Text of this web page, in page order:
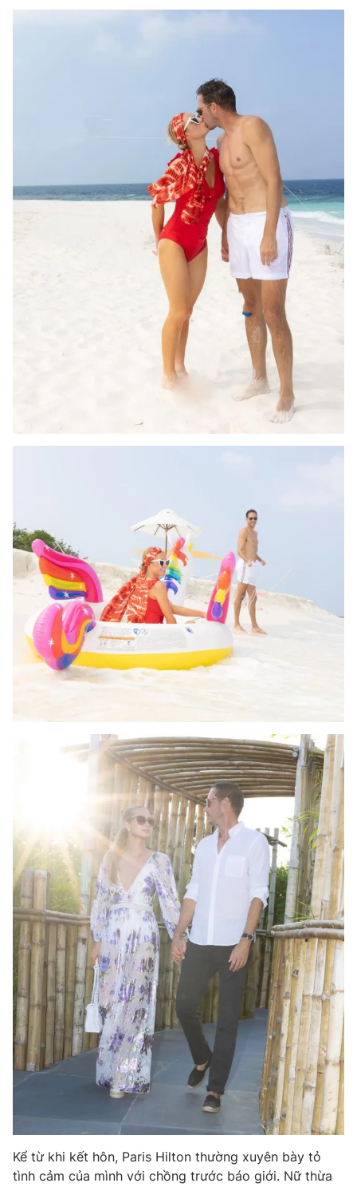
Thị trường
Podcast
Infographic
Video Shorts video
VTV Thể thao
VTV Sức khoẻ Bất động sản
Tấm lòng Việt
Vươn mình bằng AI
THỜI BÁO VTV
Theo dõi báo trên
Cơ quan chủ quản:Đài Truyền hình Việt Nam
Thời báo VTV
Giấy phép hoạt động báo in và báo điện tử số 483/GP-BTTTT
cấp ngày 29/12/2023
Tổng Biên tập:
Vũ Thanh Thủy
Nguyễn Thị Mỹ Hạnh, Phạm Quốc Thắng,
Nguyễn Trọng Ninh
024.38 355 931 - 024.38 355 932
Ðiện thoại Thời báo VTV:024.66 897 897
Email: toasoan@vtv.vn
Liên hệ quảng cáo:024-7300.7108
® Cấm sao chép dưới mọi hình thức nếu không có sự chấp
thuận bằng văn bản. Ghi rõ nguồn VTV.vn khi phát hành lại
thông tin từ website này.
Kể từ khi kết hôn, Paris Hilton thường xuyên bày tỏ
tình cảm của mình với chồng trước báo giới. Nữ thừa